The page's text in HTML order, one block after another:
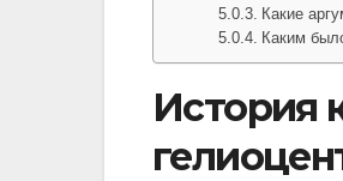
Какие
Каким
История